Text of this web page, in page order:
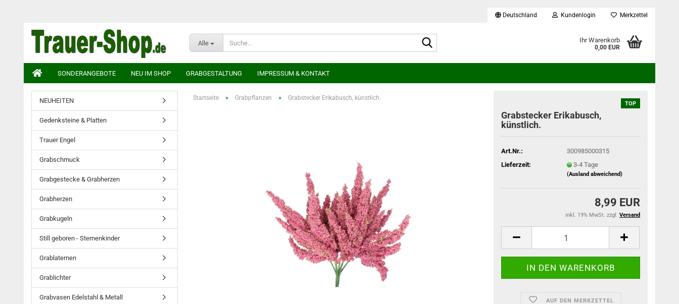
Deutschland Kundenlogin Merkzettel
Alle Ihr Warenkorb
0,00 EUR
SONDERANGEBOTE NEU IM SHOP GRABGESTALTUNG IMPRESSUM & KONTAKT
Startseite » Grabpflanzen » Grabstecker Erikabusch, künstlich.
TOP
Grabstecker Erikabusch,
künstlich.
Art.Nr.:
300985000315
Lieferzeit:
3-4 Tage
(Ausland abweichend)
8,99 EUR
inkl. 19% MwSt. zzgl. Versand
AUF DEN MERKZETTEL
NEUHEITEN
Gedenksteine & Platten
Trauer Engel
Grabschmuck
Grabgestecke & Grabherzen
Grabherzen
Grabkugeln
Still geboren - Sternenkinder
Grablaternen
Grablichter
Grabvasen Edelstahl & Metall